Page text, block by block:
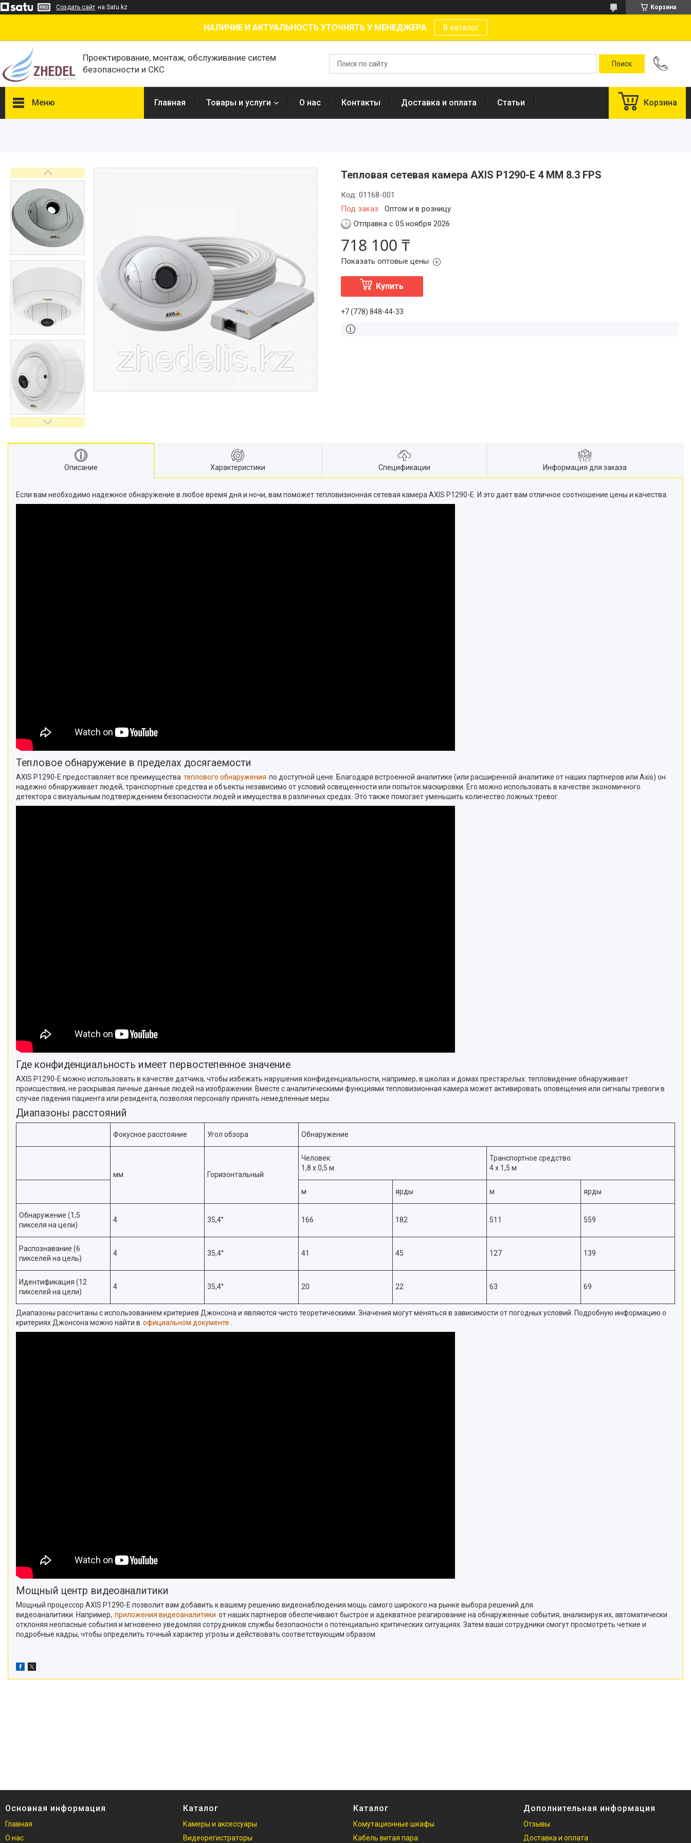
Создать сайт на Satu.kz Корзина
НАЛИЧИЕ И АКТУАЛЬНОСТЬ УТОЧНЯТЬ У МЕНЕДЖЕРА В каталог
Проектирование, монтаж, обслуживание систем
безопасности и СКС
Меню
Сертификаты
Главная Товары и услуги О нас Контакты Доставка и оплата Статьи Корзина
Тепловая сетевая камера AXIS P1290-E 4 MM 8.3 FPS
Под заказ Оптом и в розницу
Код: 01168-001
Отправка с 05 ноября 2026
718 100 ₸
Показать оптовые цены
Купить
+7 (778) 848-44-33
Описание Характеристики Спецификации Информация для заказа
Если вам необходимо надежное обнаружение в любое время дня и ночи, вам поможет тепловизионная сетевая камера AXIS P1290-E. И это дает вам отличное соотношение цены и качества.
Тепловое обнаружение в пределах досягаемости
AXIS P1290-E предоставляет все преимущества теплового обнаружения по доступной цене. Благодаря встроенной аналитике (или расширенной аналитике от наших партнеров или Axis) он
надежно обнаруживает людей, транспортные средства и объекты независимо от условий освещенности или попыток маскировки. Его можно использовать в качестве экономичного
детектора с визуальным подтверждением безопасности людей и имущества в различных средах. Это также помогает уменьшить количество ложных тревог.
Где конфиденциальность имеет первостепенное значение
AXIS P1290-E можно использовать в качестве датчика, чтобы избежать нарушения конфиденциальности, например, в школах и домах престарелых: тепловидение обнаруживает
происшествия, не раскрывая личные данные людей на изображении. Вместе с аналитическими функциями тепловизионная камера может активировать оповещения или сигналы тревоги в
случае падения пациента или резидента, позволяя персоналу принять немедленные меры.
Диапазоны расстояний
Фокусное расстояние Угол обзора Обнаружение
мм Горизонтальный
Человек:
1,8 х 0,5 м.
Транспортное средство:
4 х 1,5 м
м ярды м ярды
Обнаружение (1,5
пикселя на цели)
4 35,4° 166 182 511 559
Распознавание (6
пикселей на цель)
4 35,4° 41 45 127 139
Идентификация (12
пикселей на цели)
4 35,4° 20 22 63 69
Диапазоны рассчитаны с использованием критериев Джонсона и являются чисто теоретическими. Значения могут меняться в зависимости от погодных условий. Подробную информацию о
критериях Джонсона можно найти в официальном документе
Мощный центр видеоаналитики
Мощный процессор AXIS P1290-E позволит вам добавить к вашему решению видеонаблюдения мощь самого широкого на рынке выбора решений для
видеоаналитики. Например, приложения видеоаналитики от наших партнеров обеспечивают быстрое и адекватное реагирование на обнаруженные события, анализируя их, автоматически
отклоняя неопасные события и мгновенно уведомляя сотрудников службы безопасности о потенциально критических ситуациях. Затем ваши сотрудники смогут просмотреть четкие и
подробные кадры, чтобы определить точный характер угрозы и действовать соответствующим образом.
Основная информация
Главная
О нас
Каталог
Камеры и аксессуары
Видеорегистраторы
Каталог
Комутационные шкафы
Кабель витая пара
Дополнительная информация
Отзывы
Доставка и оплата